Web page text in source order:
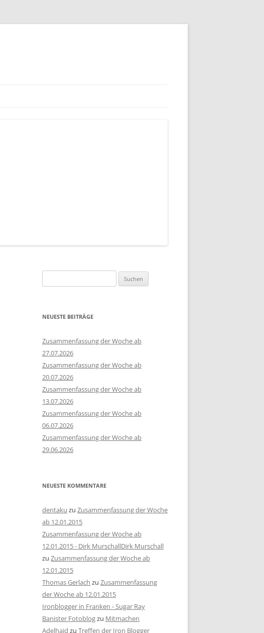
nach:
NEUESTE BEITRÄGE
Zusammenfassung der Woche ab
27.07.2026
Zusammenfassung der Woche ab
20.07.2026
Zusammenfassung der Woche ab
13.07.2026
Zusammenfassung der Woche ab
06.07.2026
Zusammenfassung der Woche ab
29.06.2026
NEUESTE KOMMENTARE
dentaku zu Zusammenfassung der Woche
ab 12.01.2015
Zusammenfassung der Woche ab
12.01.2015 - Dirk MurschallDirk Murschall
zu Zusammenfassung der Woche ab
12.01.2015
Thomas Gerlach zu Zusammenfassung
der Woche ab 12.01.2015
Ironblogger in Franken - Sugar Ray
Banister Fotoblogzu Mitmachen
Adelhaid zu Treffen der Iron Blogger